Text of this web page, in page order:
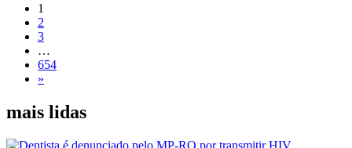
1
2
3
…
654
»
mais lidas